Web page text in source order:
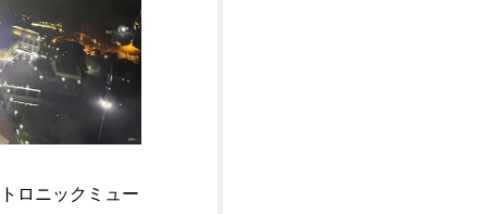
ロニックミュー